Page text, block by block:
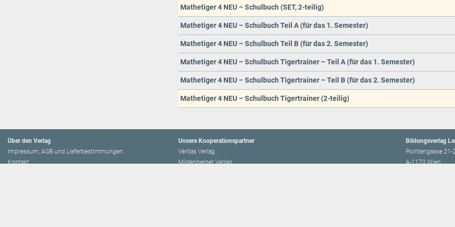
Mathetiger 4 NEU – Schulbuch (SET, 2-teilig)
Mathetiger 4 NEU – Schulbuch Teil A (für das 1. Semester)
Mathetiger 4 NEU – Schulbuch Teil B (für das 2. Semester)
Mathetiger 4 NEU – Schulbuch Tigertrainer – Teil A (für das 1. Semester)
Mathetiger 4 NEU – Schulbuch Tigertrainer – Teil B (für das 2. Semester)
Mathetiger 4 NEU – Schulbuch Tigertrainer (2-teilig)
Über den Verlag
Impressum, AGB und Lieferbestimmungen
Kontakt
Unsere Kooperationspartner
Veritas Verlag
Mildenberger Verlag
Bildungsverlag
Pointengasse 21-
A-1170 Wien